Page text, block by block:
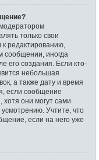
только свои
редактированию,
сообщении, иногда
его создания. Если кто-
небольшая
а также дату и время
если сообщение
они могут сами
Учтите, что
если на него уже